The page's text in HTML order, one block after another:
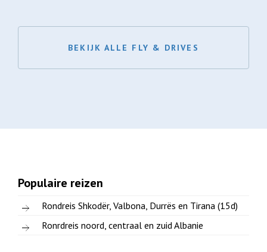
BEKIJK ALLE FLY & DRIVES
Populaire reizen
Rondreis Shkodër, Valbona, Durrës en Tirana (15d)
Ronrdreis noord, centraal en zuid Albanie